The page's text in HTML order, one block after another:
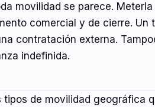
movilidad se parece.
comercial y de cierre. Un
contratación externa.
indefinida.